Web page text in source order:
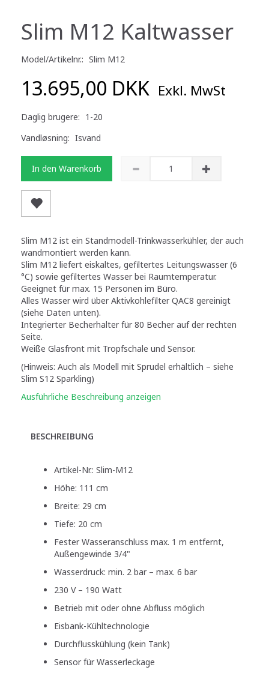
Slim M12 Kaltwasser
Model/Artikelnr.: Slim M12
13.695,00 DKK Exkl. MwSt
Daglig brugere: 1-20
Vandløsning: Isvand
In den Warenkorb
Slim M12 ist ein Standmodell-Trinkwasserkühler, der auch
wandmontiert werden kann.
Slim M12 liefert eiskaltes, gefiltertes Leitungswasser (6
°C) sowie gefiltertes Wasser bei Raumtemperatur.
Geeignet für max. 15 Personen im Büro.
Alles Wasser wird über Aktivkohlefilter QAC8 gereinigt
(siehe Daten unten).
Integrierter Becherhalter für 80 Becher auf der rechten
Seite.
Weiße Glasfront mit Tropfschale und Sensor.
(Hinweis: Auch als Modell mit Sprudel erhältlich – siehe
Slim S12 Sparkling)
Ausführliche Beschreibung anzeigen
BESCHREIBUNG
Artikel-Nr.: Slim-M12
Höhe: 111 cm
Breite: 29 cm
Tiefe: 20 cm
Fester Wasseranschluss max. 1 m entfernt,
Außengewinde 3/4"
Wasserdruck: min. 2 bar – max. 6 bar
230 V – 190 Watt
Betrieb mit oder ohne Abfluss möglich
Eisbank-Kühltechnologie
Durchflusskühlung (kein Tank)
Sensor für Wasserleckage